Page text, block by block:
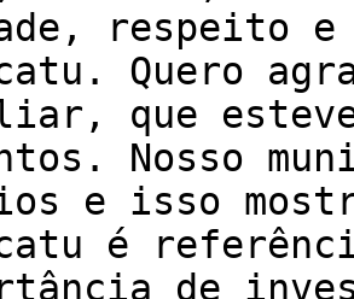
respeito
Quero
que esteve
Nosso
e isso
é
de